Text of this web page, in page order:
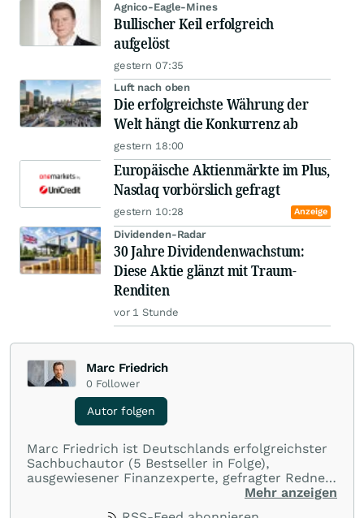
Agnico-Eagle-Mines
Bullischer Keil erfolgreich
aufgelöst
gestern 07:35
Luft nach oben
Die erfolgreichste Währung der
Welt hängt die Konkurrenz ab
gestern 18:00
Europäische Aktienmärkte im Plus,
Nasdaq vorbörslich gefragt
gestern 10:28 Anzeige
Dividenden-Radar
30 Jahre Dividendenwachstum:
Diese Aktie glänzt mit Traum-
Renditen
vor 1 Stunde
Marc Friedrich
0 Follower
Autor folgen
Marc Friedrich ist Deutschlands erfolgreichster
Sachbuchautor (5 Bestseller in Folge),
ausgewiesener Finanzexperte, gefragter Redner,
YouTube-Star, bekannt aus Funk und TV,
Vordenker, Freigeist und Honorarberater.
Mehr anzeigen